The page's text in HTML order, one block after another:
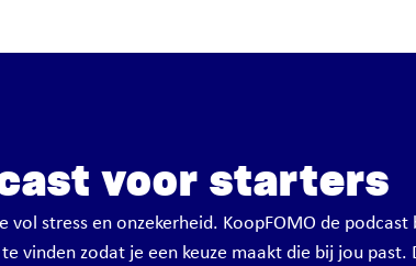
voor starters
vol stress en onzekerheid. KoopFOMO de
vinden zodat je een keuze maakt die bij jou past.